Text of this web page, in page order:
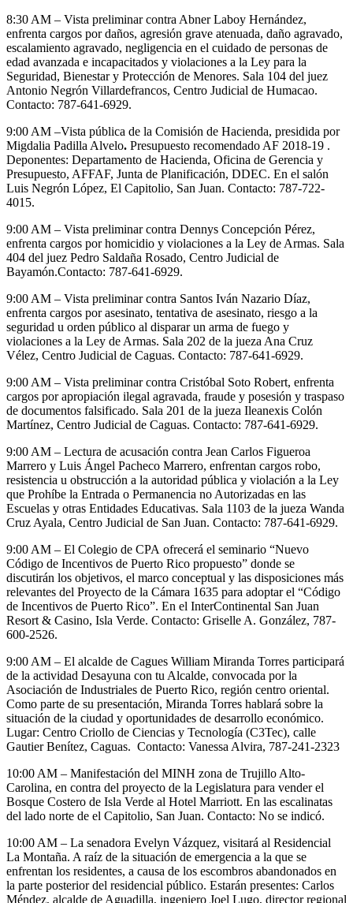
8:30 AM – Vista preliminar contra Abner Laboy Hernández,
enfrenta cargos por daños, agresión grave atenuada, daño agravado,
escalamiento agravado, negligencia en el cuidado de personas de
edad avanzada e incapacitados y violaciones a la Ley para la
Seguridad, Bienestar y Protección de Menores. Sala 104 del juez
Antonio Negrón Villardefrancos, Centro Judicial de Humacao.
Contacto: 787-641-6929.
9:00 AM –Vista pública de la Comisión de Hacienda, presidida por
Migdalia Padilla Alvelo. Presupuesto recomendado AF 2018-19 .
Deponentes: Departamento de Hacienda, Oficina de Gerencia y
Presupuesto, AFFAF, Junta de Planificación, DDEC. En el salón
Luis Negrón López, El Capitolio, San Juan. Contacto: 787-722-
4015.
9:00 AM – Vista preliminar contra Dennys Concepción Pérez,
enfrenta cargos por homicidio y violaciones a la Ley de Armas. Sala
404 del juez Pedro Saldaña Rosado, Centro Judicial de
Bayamón.Contacto: 787-641-6929.
9:00 AM – Vista preliminar contra Santos Iván Nazario Díaz,
enfrenta cargos por asesinato, tentativa de asesinato, riesgo a la
seguridad u orden público al disparar un arma de fuego y
violaciones a la Ley de Armas. Sala 202 de la jueza Ana Cruz
Vélez, Centro Judicial de Caguas. Contacto: 787-641-6929.
9:00 AM – Vista preliminar contra Cristóbal Soto Robert, enfrenta
cargos por apropiación ilegal agravada, fraude y posesión y traspaso
de documentos falsificado. Sala 201 de la jueza Ileanexis Colón
Martínez, Centro Judicial de Caguas. Contacto: 787-641-6929.
9:00 AM – Lectura de acusación contra Jean Carlos Figueroa
Marrero y Luis Ángel Pacheco Marrero, enfrentan cargos robo,
resistencia u obstrucción a la autoridad pública y violación a la Ley
que Prohíbe la Entrada o Permanencia no Autorizadas en las
Escuelas y otras Entidades Educativas. Sala 1103 de la jueza Wanda
Cruz Ayala, Centro Judicial de San Juan. Contacto: 787-641-6929.
9:00 AM – El Colegio de CPA ofrecerá el seminario “Nuevo
Código de Incentivos de Puerto Rico propuesto” donde se
discutirán los objetivos, el marco conceptual y las disposiciones más
relevantes del Proyecto de la Cámara 1635 para adoptar el “Código
de Incentivos de Puerto Rico”. En el InterContinental San Juan
Resort & Casino, Isla Verde. Contacto: Griselle A. González, 787-
600-2526.
9:00 AM – El alcalde de Cagues William Miranda Torres participará
de la actividad Desayuna con tu Alcalde, convocada por la
Asociación de Industriales de Puerto Rico, región centro oriental.
Como parte de su presentación, Miranda Torres hablará sobre la
situación de la ciudad y oportunidades de desarrollo económico.
Lugar: Centro Criollo de Ciencias y Tecnología (C3Tec), calle
Gautier Benítez, Caguas. Contacto: Vanessa Alvira, 787-241-2323
10:00 AM – Manifestación del MINH zona de Trujillo Alto-
Carolina, en contra del proyecto de la Legislatura para vender el
Bosque Costero de Isla Verde al Hotel Marriott. En las escalinatas
del lado norte de el Capitolio, San Juan. Contacto: No se indicó.
10:00 AM – La senadora Evelyn Vázquez, visitará al Residencial
La Montaña. A raíz de la situación de emergencia a la que se
enfrentan los residentes, a causa de los escombros abandonados en
la parte posterior del residencial público. Estarán presentes: Carlos
Méndez, alcalde de Aguadilla, ingeniero Joel Lugo, director regional